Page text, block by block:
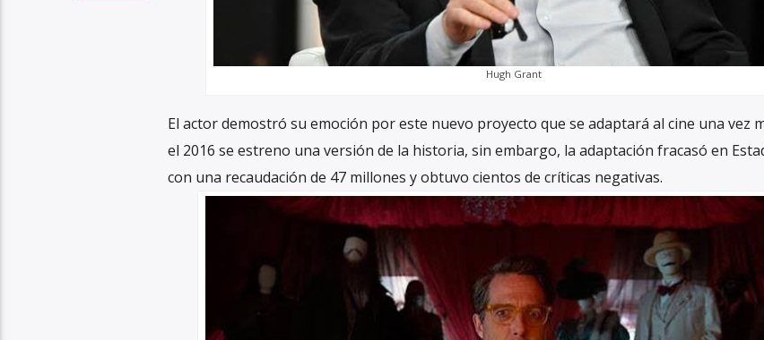
Hugh Grant
El actor demostró su emoción por este nuevo proyecto que se adaptará al cine una vez
el 2016 se estreno una versión de la historia, sin embargo, la adaptación fracasó en
con una recaudación de 47 millones y obtuvo cientos de críticas negativas.